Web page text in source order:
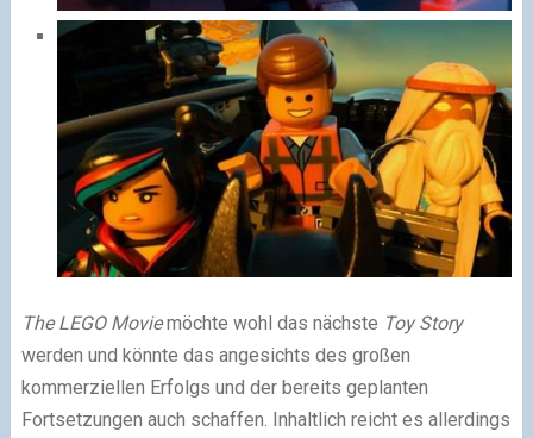
The LEGO Moviemöchte wohl das nächste Toy Story
werden und könnte das angesichts des großen
kommerziellen Erfolgs und der bereits geplanten
Fortsetzungen auch schaffen. Inhaltlich reicht es allerdings